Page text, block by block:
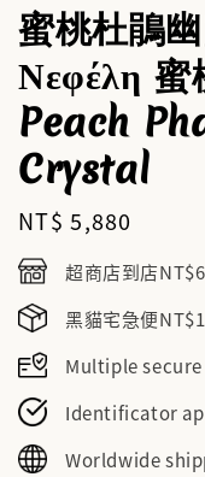
蜜桃杜鵑
Νεφέλη 蜜
Peach
Crystal
Regular
price
NT$ 5,880
超商店到店
黑貓宅急便
Multiple
Identificator
Worldwide